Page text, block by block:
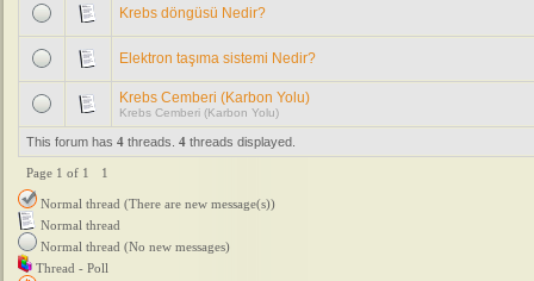
Krebs döngüsü Nedir?
Elektron taşıma sistemi Nedir?
Krebs Cemberi (Karbon Yolu)
Krebs Cemberi (Karbon Yolu)
This forum has 4 threads. 4 threads displayed.
Page 1 of 1 1
Normal thread (There are new message(s))
Normal thread
Normal thread (No new messages)
Thread - Poll